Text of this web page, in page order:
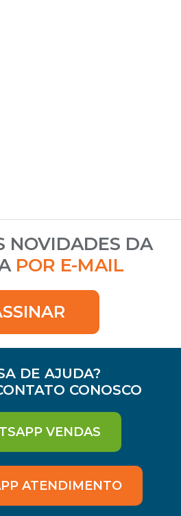
NOVIDADES DA
POR E-MAIL
DE AJUDA?
CONOSCO
VENDAS
ATENDIMENTO